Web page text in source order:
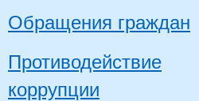
Обращения граждан
Противодействие
коррупции